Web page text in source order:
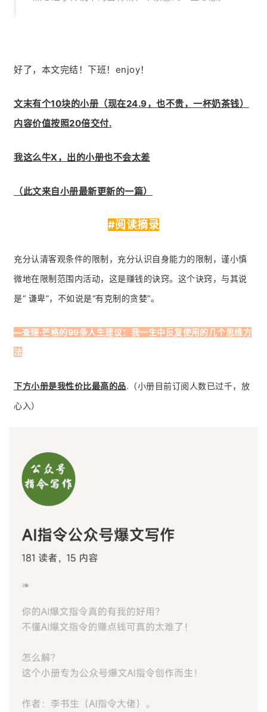
好了，本文完结！下班！enjoy！
文末有个10块的小册（现在24.9，也不贵，一杯奶茶钱）
内容价值按照20倍交付.
我这么牛X，出的小册也不会太差
（此文来自小册最新更新的一篇）
#阅读摘录
充分认清客观条件的限制，充分认识自身能力的限制，谨小慎
微地在限制范围内活动，这是赚钱的诀窍。这个诀窍，与其说
是“ 谦卑”，不如说是“有克制的贪婪”。
—查理·芒格的99条人生建议：我一生中反复使用的几个思维方
法
下方小册是我性价比最高的品.（小册目前订阅人数已过千，放
心入）